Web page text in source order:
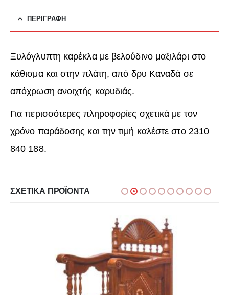
ΠΕΡΙΓΡΑΦΉ
Ξυλόγλυπτη καρέκλα με βελούδινο μαξιλάρι στο
κάθισμα και στην πλάτη, από δρυ Καναδά σε
απόχρωση ανοιχτής καρυδιάς.
Για περισσότερες πληροφορίες σχετικά με τον
χρόνο παράδοσης και την τιμή καλέστε στο 2310
840 188.
ΣΧΕΤΙΚΆ ΠΡΟΪΌΝΤΑ